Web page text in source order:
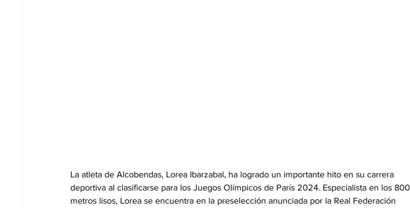
La atleta de Alcobendas, Lorea Ibarzabal, ha logrado un importante hito en su carrera
deportiva al clasificarse para los Juegos Olímpicos de París 2024. Especialista en los 800
metros lisos, Lorea se encuentra en la preselección anunciada por la Real Federación